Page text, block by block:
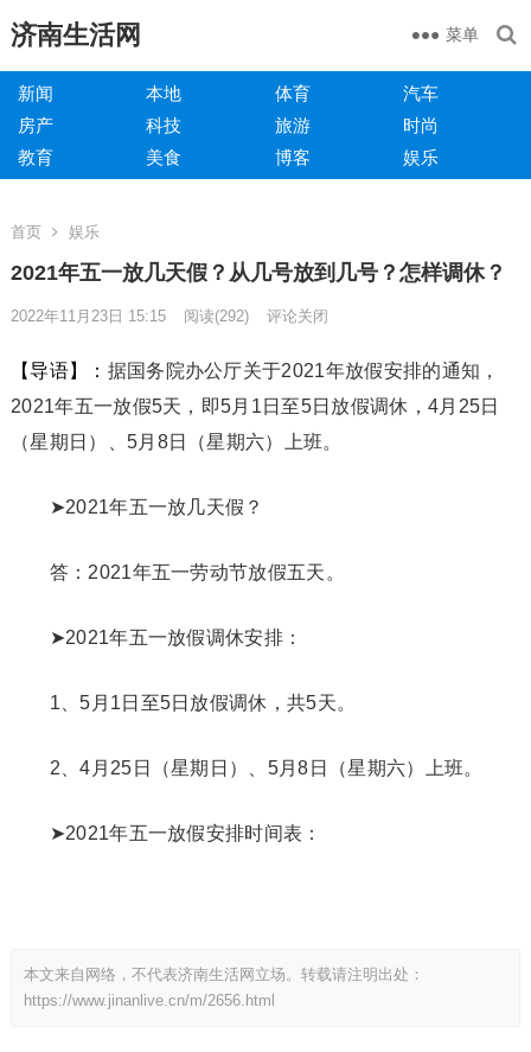
济南生活网 菜单
新闻 本地 体育
汽车
房产
科技 旅游
时尚
教育
美食 博客 娱乐
首页 娱乐
2021年五一放几天假？从几号放到几号？怎样调休？
2022年11月23日 15:15 阅读(292) 评论关闭
【导语】： 据国务院办公厅关于2021年放假安排的通知，
2021年五一放假5天，即5月1日至5日放假调休，4月25日
（星期日）、5月8日（星期六）上班。
➤2021年五一放几天假？
答：2021年五一劳动节放假五天。
➤2021年五一放假调休安排：
1、5月1日至5日放假调休，共5天。
2、4月25日（星期日）、5月8日（星期六）上班。
➤2021年五一放假安排时间表：
本文来自网络，不代表济南生活网立场。转载请注明出处：
https://www.jinanlive.cn/m/2656.html